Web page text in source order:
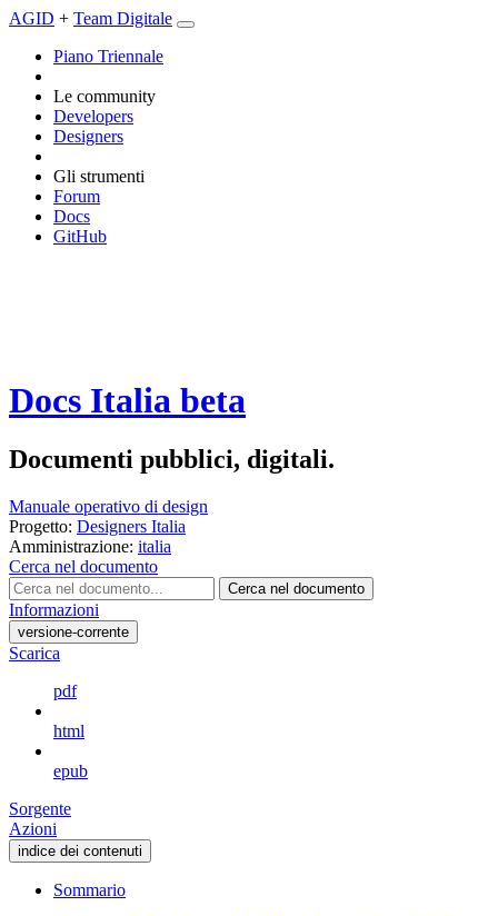
AGID + Team Digitale
Piano Triennale
Le community
Developers
Designers
Gli strumenti
Forum
Docs
GitHub
Docs Italia beta
Documenti pubblici, digitali.
Manuale operativo di design
Progetto: Designers Italia
Amministrazione: italia
Cerca nel documento
Cerca nel documento
Informazioni
versione-corrente
Scarica
pdf
html
epub
Sorgente
Azioni
indice dei contenuti
Sommario